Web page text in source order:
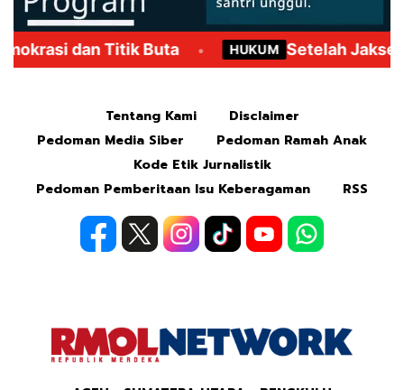
Tentang Kami
Disclaimer
Pedoman Media Siber
Pedoman Ramah Anak
Kode Etik Jurnalistik
Pedoman Pemberitaan Isu Keberagaman
RSS